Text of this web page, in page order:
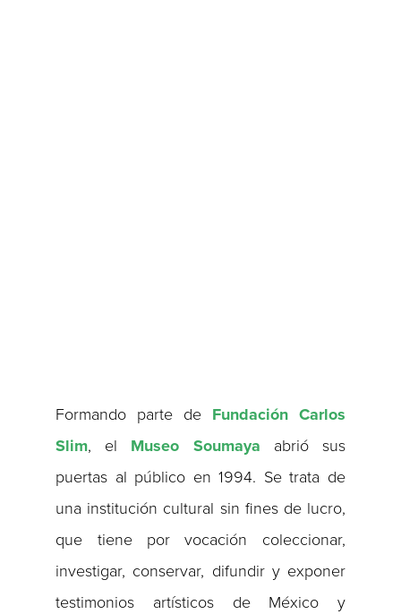
Formando parte de Fundación Carlos
Slim, el Museo Soumaya abrió sus
puertas al público en 1994. Se trata de
una institución cultural sin fines de lucro,
que tiene por vocación coleccionar,
investigar, conservar, difundir y exponer
testimonios artísticos de México y